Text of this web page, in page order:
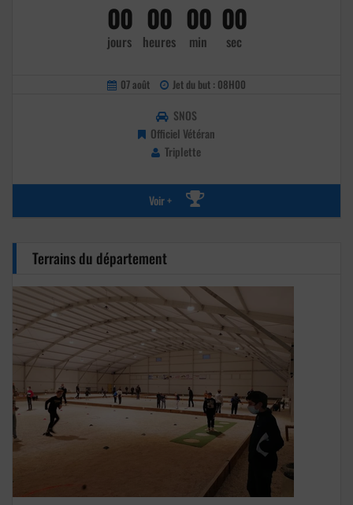
00
jours
00
heures
00
min
00
sec
07 août Jet du but : 08H00
SNOS
Officiel Vétéran
Triplette
Voir +
Terrains du département